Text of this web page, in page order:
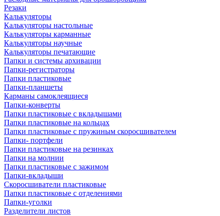
Резаки
Калькуляторы
Калькуляторы настольные
Калькуляторы карманные
Калькуляторы научные
Калькуляторы печатающие
Папки и системы архивации
Папки-регистраторы
Папки пластиковые
Папки-планшеты
Карманы самоклеящиеся
Папки-конверты
Папки пластиковые с вкладышами
Папки пластиковые на кольцах
Папки пластиковые с пружиным скоросшивателем
Папки- портфели
Папки пластиковые на резинках
Папки на молнии
Папки пластиковые с зажимом
Папки-вкладыши
Скоросшиватели пластиковые
Папки пластиковые с отделениями
Папки-уголки
Разделители листов